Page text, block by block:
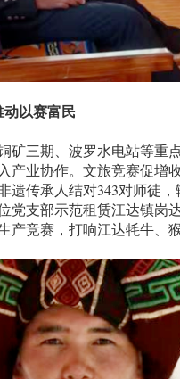
以赛富民
三期、波罗水电站等重
产业协作。文旅竞赛促
遗传承人结对343对师徒
党支部示范租赁江达镇
竞赛，打响江达牦牛、